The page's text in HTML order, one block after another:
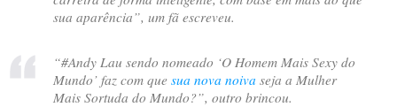
sua aparência”, um fã escreveu.
“#Andy Lau sendo nomeado ‘O Homem Mais Sexy do
Mundo’ faz com que sua nova noiva seja a Mulher
Mais Sortuda do Mundo?”, outro brincou.